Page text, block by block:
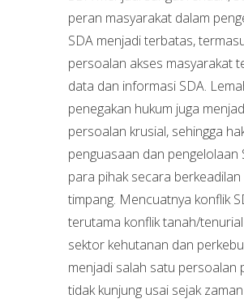
peran masyarakat dalam
SDA menjadi terbatas,
persoalan akses masyarakat
data dan informasi SDA.
penegakan hukum juga
persoalan krusial, sehingga
penguasaan dan pengelolaan
para pihak secara
timpang. Mencuatnya konflik
terutama konflik tanah/
sektor kehutanan dan
menjadi salah satu persoalan
tidak kunjung usai sejak